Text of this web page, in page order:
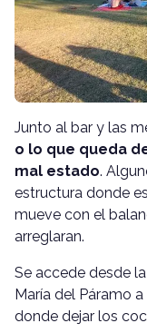
Junto al bar y las
o lo que queda
mal estado.
estructura donde
mueve con el
arreglaran.
Se accede desde la
María del Páramo
donde dejar los